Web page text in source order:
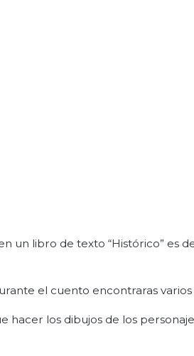
un libro de texto “Histórico” es
el cuento encontraras varios
hacer los dibujos de los